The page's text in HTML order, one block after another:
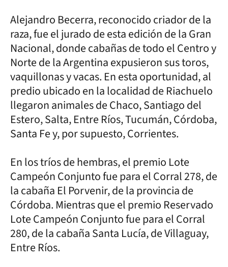
Alejandro Becerra, reconocido criador de la
raza, fue el jurado de esta edición de la Gran
Nacional, donde cabañas de todo el Centro y
Norte de la Argentina expusieron sus toros,
vaquillonas y vacas. En esta oportunidad, al
predio ubicado en la localidad de Riachuelo
llegaron animales de Chaco, Santiago del
Estero, Salta, Entre Ríos, Tucumán, Córdoba,
Santa Fe y, por supuesto, Corrientes.
En los tríos de hembras, el premio Lote
Campeón Conjunto fue para el Corral 278, de
la cabaña El Porvenir, de la provincia de
Córdoba. Mientras que el premio Reservado
Lote Campeón Conjunto fue para el Corral
280, de la cabaña Santa Lucía, de Villaguay,
Entre Ríos.